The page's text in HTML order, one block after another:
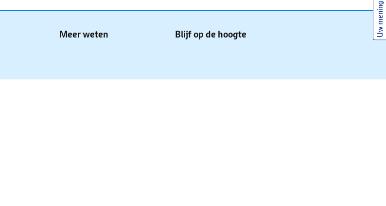
Meer weten Blijf op de hoogte Uw mening